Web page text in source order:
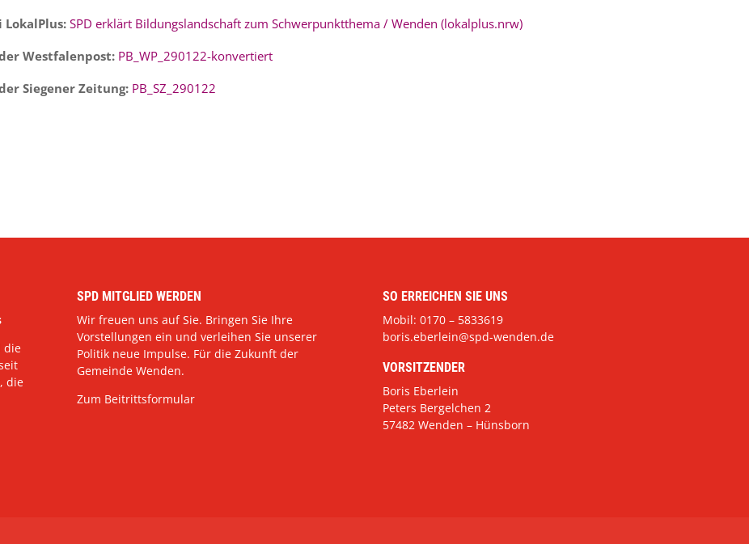
SPD erklärt Bildungslandschaft zum Schwerpunktthema / Wenden (lokalplus.nrw)
Westfalenpost: PB_WP_290122-konvertiert
Siegener Zeitung: PB_SZ_290122
die
die
SPD MITGLIED WERDEN
Wir freuen uns auf Sie. Bringen Sie Ihre
Vorstellungen ein und verleihen Sie unserer
Politik neue Impulse. Für die Zukunft der
Gemeinde Wenden.
Zum Beitrittsformular
SO ERREICHEN SIE UNS
Mobil: 0170 – 5833619
boris.eberlein@spd-wenden.de
VORSITZENDER
Boris Eberlein
Peters Bergelchen 2
57482 Wenden – Hünsborn